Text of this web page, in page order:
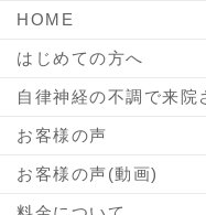
HOME
はじめての方へ
自律神経の不調で来院
お客様の声
お客様の声(動画)